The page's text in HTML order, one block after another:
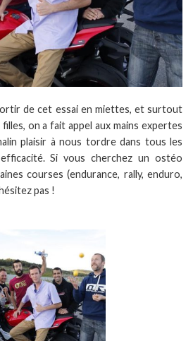
de cet essai en miettes, et surtout
on a fait appel aux mains expertes
plaisir à nous tordre dans tous les
Si vous cherchez un ostéo
courses (endurance, rally, enduro,
pas !